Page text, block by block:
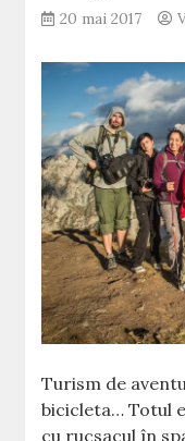
20 mai 2017
Turism de
bicicleta… Totul
cu rucsacul în